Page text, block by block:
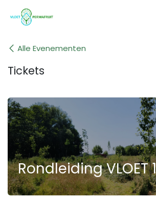
Alle Evenementen
Tickets
Rondleiding VLOET